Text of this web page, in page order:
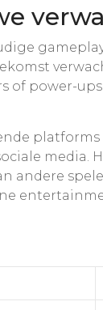
of power-
media.